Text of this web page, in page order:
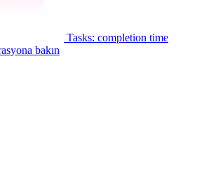
Tasks: completion time
bakın